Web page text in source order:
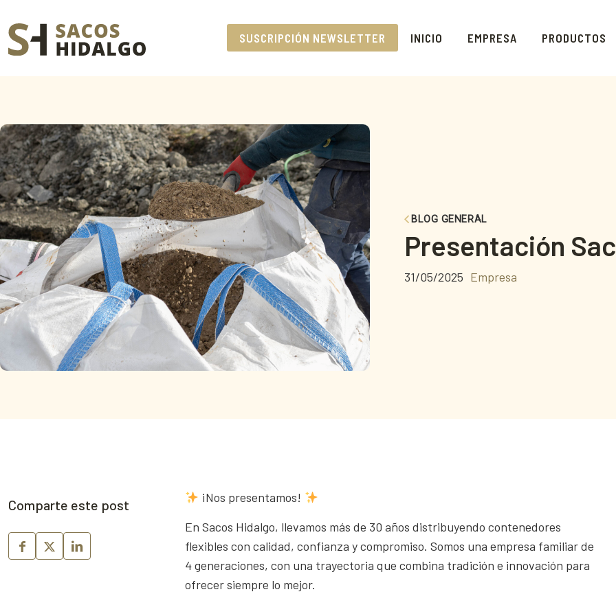
SUSCRIPCIÓN NEWSLETTER INICIO EMPRESA PRODUCTOS
BLOG GENERAL
Presentación
31/05/2025 Empresa
Comparte este post
¡Nos presentamos!
En Sacos Hidalgo, llevamos más de 30 años distribuyendo contenedores
flexibles con calidad, confianza y compromiso. Somos una empresa familiar de
4 generaciones, con una trayectoria que combina tradición e innovación para
ofrecer siempre lo mejor.